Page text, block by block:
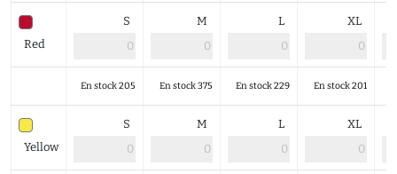
Red
S M L XL
En stock 205 En stock 375 En stock 229 En stock 201
Yellow
S M L XL